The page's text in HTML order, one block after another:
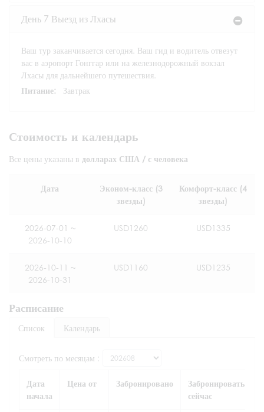
День 7 Выезд из Лхасы
Ваш тур заканчивается сегодня. Ваш гид и водитель отвезут
вас в аэропорт Гонггар или на железнодорожный вокзал
Лхасы для дальнейшего путешествия.
Питание:
Завтрак
Стоимость и календарь
Все цены указаны в долларах США / с человека
Дата
Эконом-класс (3
звезды)
Комфорт-класс (4
звезды)
2026-07-01 ~
2026-10-10
USD1260 USD1335
2026-10-11 ~
2026-10-31
USD1160 USD1235
Расписание
Список Календарь
Смотреть по месяцам :
Дата
начала
Цена от Забронировано
Забронировать
сейчас